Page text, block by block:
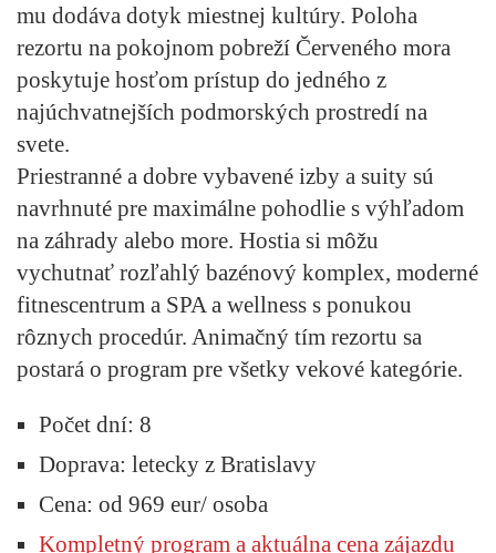
mu dodáva dotyk miestnej kultúry. Poloha
rezortu na pokojnom pobreží Červeného mora
poskytuje hosťom prístup do jedného z
najúchvatnejších podmorských prostredí na
svete.
Priestranné a dobre vybavené izby a suity sú
navrhnuté pre maximálne pohodlie s výhľadom
na záhrady alebo more. Hostia si môžu
vychutnať rozľahlý bazénový komplex, moderné
fitnescentrum a SPA a wellness s ponukou
rôznych procedúr. Animačný tím rezortu sa
postará o program pre všetky vekové kategórie.
Počet dní: 8
Doprava: letecky z Bratislavy
Cena: od 969 eur/ osoba
Kompletný program a aktuálna cena zájazdu